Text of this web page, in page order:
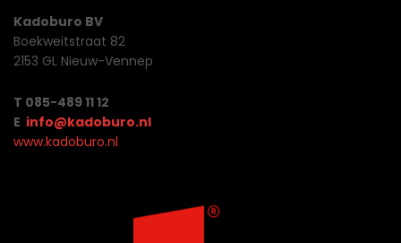
Kadoburo BV
Boekweitstraat 82
2153 GL Nieuw-Vennep
T 085-489 11 12
E info@kadoburo.nl
www.kadoburo.nl